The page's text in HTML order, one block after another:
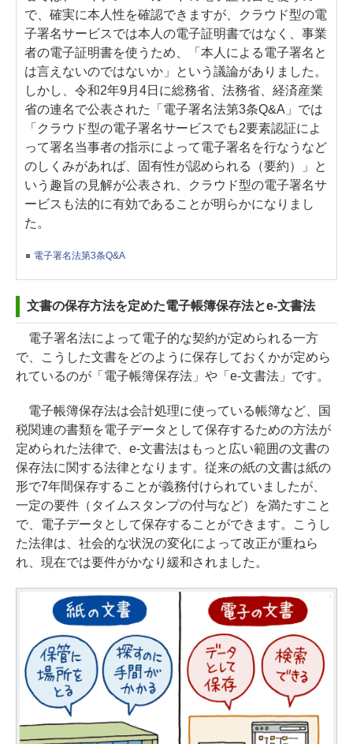
で、確実に本人性を確認できますが、クラウド型の電
子署名サービスでは本人の電子証明書ではなく、事業
者の電子証明書を使うため、「本人による電子署名と
は言えないのではないか」という議論がありました。
しかし、令和2年9月4日に総務省、法務省、経済産業
省の連名で公表された「電子署名法第3条Q&A」では
「クラウド型の電子署名サービスでも2要素認証によ
って署名当事者の指示によって電子署名を行なうなど
のしくみがあれば、固有性が認められる（要約）」と
いう趣旨の見解が公表され、クラウド型の電子署名サ
ービスも法的に有効であることが明らかになりまし
た。
電子署名法第3条Q&A
文書の保存方法を定めた電子帳簿保存法とe-文書法
電子署名法によって電子的な契約が定められる一方
で、こうした文書をどのように保存しておくかが定めら
れているのが「電子帳簿保存法」や「e-文書法」です。
電子帳簿保存法は会計処理に使っている帳簿など、国
税関連の書類を電子データとして保存するための方法が
定められた法律で、e-文書法はもっと広い範囲の文書の
保存法に関する法律となります。従来の紙の文書は紙の
形で7年間保存することが義務付けられていましたが、
一定の要件（タイムスタンプの付与など）を満たすこと
で、電子データとして保存することができます。こうし
た法律は、社会的な状況の変化によって改正が重ねら
れ、現在では要件がかなり緩和されました。